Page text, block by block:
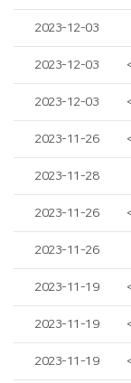
2023-12-03
2023-12-03
2023-12-03
2023-11-26
2023-11-28
2023-11-26
2023-11-26
2023-11-19
2023-11-19
2023-11-19